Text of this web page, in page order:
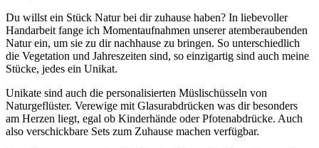
Du willst ein Stück Natur bei dir zuhause haben? In liebevoller
Handarbeit fange ich Momentaufnahmen unserer atemberaubenden
Natur ein, um sie zu dir nachhause zu bringen. So unterschiedlich
die Vegetation und Jahreszeiten sind, so einzigartig sind auch meine
Stücke, jedes ein Unikat.
Unikate sind auch die personalisierten Müslischüsseln von
Naturgeflüster. Verewige mit Glasurabdrücken was dir besonders
am Herzen liegt, egal ob Kinderhände oder Pfotenabdrücke. Auch
also verschickbare Sets zum Zuhause machen verfügbar.